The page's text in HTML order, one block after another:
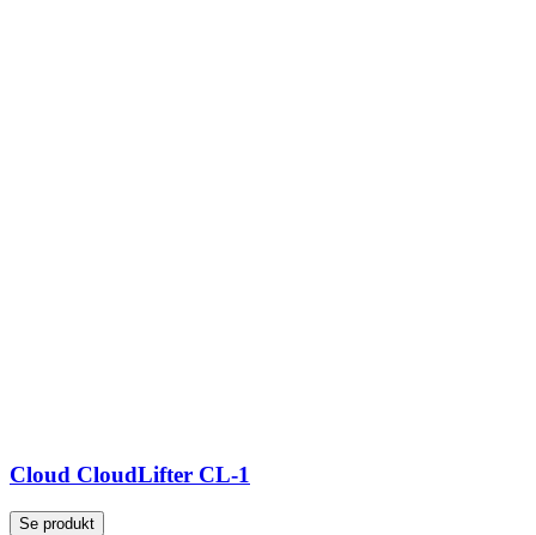
Cloud CloudLifter CL-1
Se produkt